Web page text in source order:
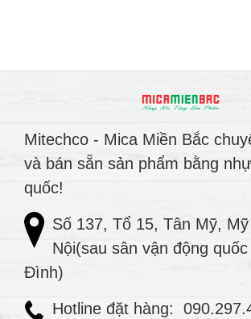
Mitechco - Mica Miền Bắc
và bán sẵn sản phẩm bằng
quốc!
Số 137, Tổ 15, Tân Mỹ,
Nội(sau sân vận động
Đình)
Hotline đặt hàng: